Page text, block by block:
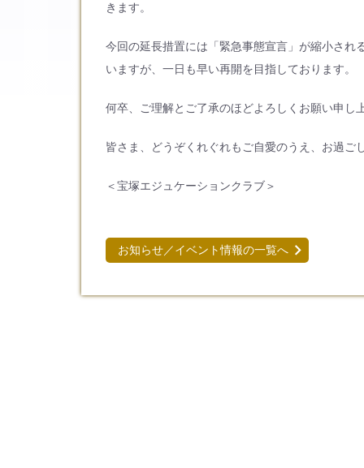
きます。
今回の延長措置には「緊急事態宣言」が縮小され
いますが、一日も早い再開を目指しております。
何卒、ご理解とご了承のほどよろしくお願い申し
皆さま、どうぞくれぐれもご自愛のうえ、お過ご
＜宝塚エジュケーションクラブ＞
お知らせ／イベント情報の一覧へ